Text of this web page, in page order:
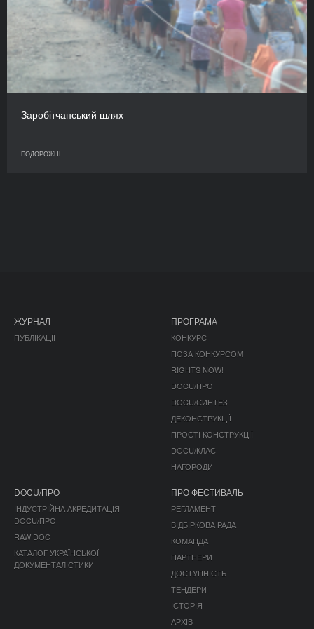
Заробітчанський шлях
ПОДОРОЖНІ
ЖУРНАЛ
ПУБЛІКАЦІЇ
ПРОГРАМА
КОНКУРС
ПОЗА КОНКУРСОМ
RIGHTS NOW!
DOCU/ПРО
DOCU/СИНТЕЗ
ДЕКОНСТРУКЦІЇ
ПРОСТІ КОНСТРУКЦІЇ
DOCU/КЛАС
НАГОРОДИ
DOCU/ПРО
ІНДУСТРІЙНА АКРЕДИТАЦІЯ
DOCU/ПРО
RAW DOC
КАТАЛОГ УКРАЇНСЬКОЇ
ДОКУМЕНТАЛІСТИКИ
ПРО ФЕСТИВАЛЬ
РЕГЛАМЕНТ
ВІДБІРКОВА РАДА
КОМАНДА
ПАРТНЕРИ
ДОСТУПНІСТЬ
ТЕНДЕРИ
ІСТОРІЯ
АРХІВ